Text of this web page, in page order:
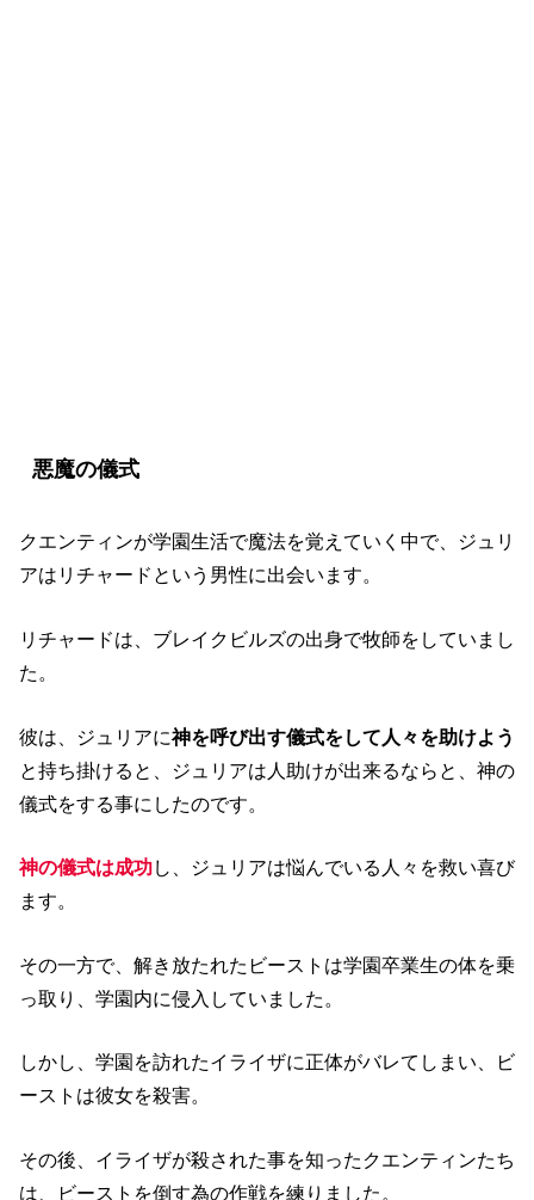
悪魔の儀式
クエンティンが学園生活で魔法を覚えていく中で、ジュリ
アはリチャードという男性に出会います。
リチャードは、ブレイクビルズの出身で牧師をしていまし
た。
彼は、ジュリアに神を呼び出す儀式をして人々を助けよう
と持ち掛けると、ジュリアは人助けが出来るならと、神の
儀式をする事にしたのです。
神の儀式は成功し、ジュリアは悩んでいる人々を救い喜び
ます。
その一方で、解き放たれたビーストは学園卒業生の体を乗
っ取り、学園内に侵入していました。
しかし、学園を訪れたイライザに正体がバレてしまい、ビ
ーストは彼女を殺害。
その後、イライザが殺された事を知ったクエンティンたち
は、ビーストを倒す為の作戦を練りました。